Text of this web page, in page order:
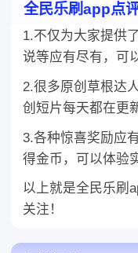
全民乐刷app点
1.不仅为大家提供
说等应有尽有，可
2.很多原创草根达
创短片每天都在更
3.各种惊喜奖励应
得金币，可以体验
以上就是全民乐刷
关注！